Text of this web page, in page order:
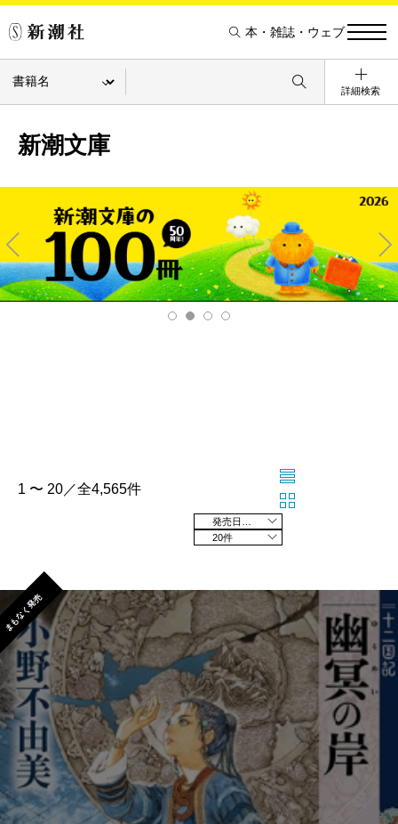
本・雑誌・ウェブ
詳細検索
新潮文庫
Pre
v
Ne
xt
1 〜 20／全4,565件
20件
まもなく発売